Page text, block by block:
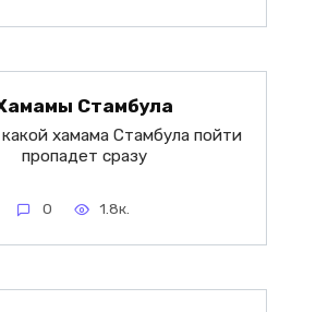
Стамбула
хамама Стамбула пойти
пропадет сразу
0 1.8к.